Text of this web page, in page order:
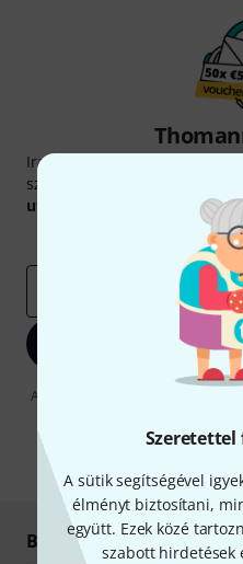
Szeretettel
A sütik segítségével
élményt biztosítani,
együtt. Ezek közé
szabott hirdetések
Iratkozz fel a Thomann angol
szerencsével megnyerheted a
utalvány
Inspiráló
A "Bejelentkezés" gombra
információkat azdata
Biztonságos vásárlás és